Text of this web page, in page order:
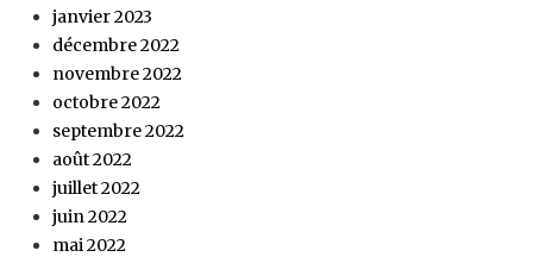
janvier 2023
décembre 2022
novembre 2022
octobre 2022
septembre 2022
août 2022
juillet 2022
juin 2022
mai 2022